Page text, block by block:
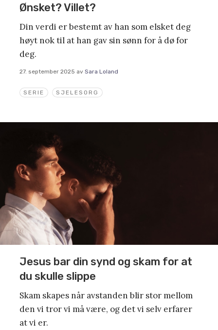
SERIE SJELESORG
Ønsket? Villet?
Din verdi er bestemt av han som elsket deg
høyt nok til at han gav sin sønn for å dø for
deg.
27. september 2025 av Sara Loland
Jesus bar din synd og skam for at
du skulle slippe
Skam skapes når avstanden blir stor mellom
den vi tror vi må være, og det vi selv erfarer
at vi er.